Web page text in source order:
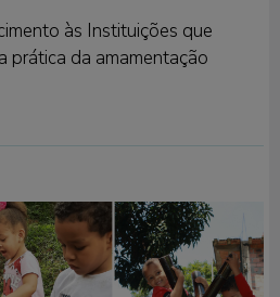
às Instituições que
prática da amamentação